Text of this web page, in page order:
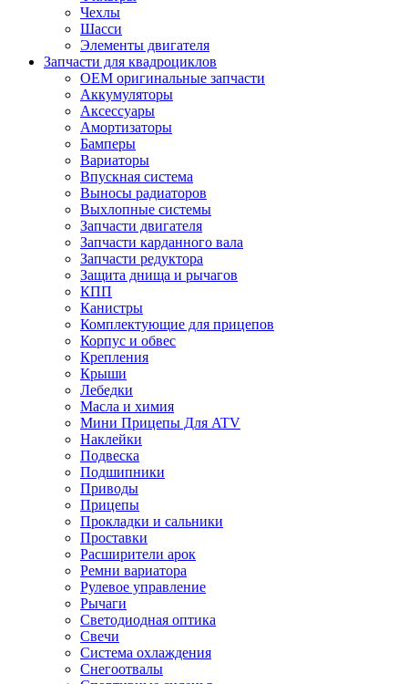
Чехлы
Шасси
Элементы двигателя
Запчасти для квадроциклов
OEM оригинальные запчасти
Аккумуляторы
Аксессуары
Амортизаторы
Бамперы
Вариаторы
Впускная система
Выносы радиаторов
Выхлопные системы
Запчасти двигателя
Запчасти карданного вала
Запчасти редуктора
Защита днища и рычагов
КПП
Канистры
Комплектующие для прицепов
Корпус и обвес
Крепления
Крыши
Лебедки
Масла и химия
Мини Прицепы Для ATV
Наклейки
Подвеска
Подшипники
Приводы
Прицепы
Прокладки и сальники
Проставки
Расширители арок
Ремни вариатора
Рулевое управление
Рычаги
Светодиодная оптика
Свечи
Система охлаждения
Снегоотвалы